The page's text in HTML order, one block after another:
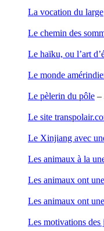
Gaullier
Gemme Pierre
Georis
Giry Julien
Grange
Griette Olivier
Guerrier
Guillotel
Haegy Jean-
Halluin Bruno
Harvey James
La vocation du large
Le chemin des
Le haïku, ou l’art
Le monde
Le pèlerin du pôle –
Le site
Le Xinjiang avec
Les animaux à la
Les animaux ont
Les animaux ont
Les motivations des